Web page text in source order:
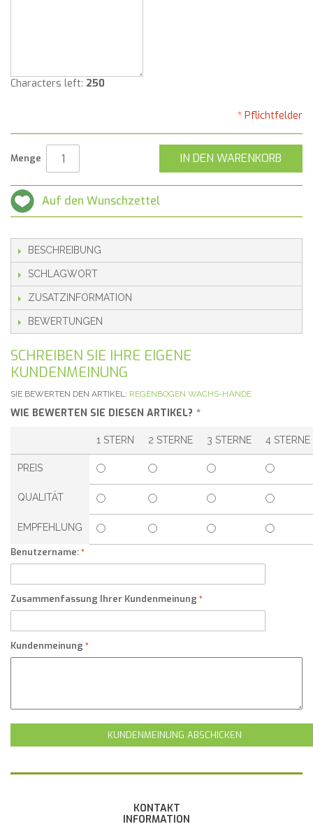
Characters left: 250
* Pflichtfelder
Menge IN DEN WARENKORB
Auf den Wunschzettel
BESCHREIBUNG
SCHLAGWORT
ZUSATZINFORMATION
BEWERTUNGEN
SCHREIBEN SIE IHRE EIGENE
KUNDENMEINUNG
SIE BEWERTEN DEN ARTIKEL: REGENBOGEN WACHS-HÄNDE
WIE BEWERTEN SIE DIESEN ARTIKEL? *
1 STERN 2 STERNE 3 STERNE 4 STERNE
PREIS
QUALITÄT
EMPFEHLUNG
Benutzername:
Zusammenfassung Ihrer Kundenmeinung
Kundenmeinung
KUNDENMEINUNG ABSCHICKEN
KONTAKT
INFORMATION